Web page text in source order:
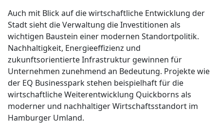
Auch mit Blick auf die wirtschaftliche Entwicklung der
Stadt sieht die Verwaltung die Investitionen als
wichtigen Baustein einer modernen Standortpolitik.
Nachhaltigkeit, Energieeffizienz und
zukunftsorientierte Infrastruktur gewinnen für
Unternehmen zunehmend an Bedeutung. Projekte wie
der EQ Businesspark stehen beispielhaft für die
wirtschaftliche Weiterentwicklung Quickborns als
moderner und nachhaltiger Wirtschaftsstandort im
Hamburger Umland.